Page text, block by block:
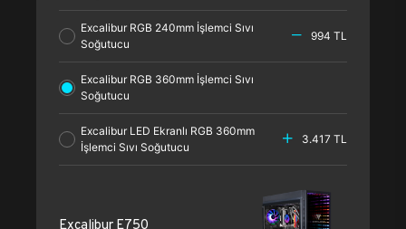
Excalibur RGB 240mm İşlemci Sıvı
Soğutucu
994 TL
Excalibur RGB 360mm İşlemci Sıvı
Soğutucu
Excalibur LED Ekranlı RGB 360mm
İşlemci Sıvı Soğutucu
3.417 TL
Excalibur E750